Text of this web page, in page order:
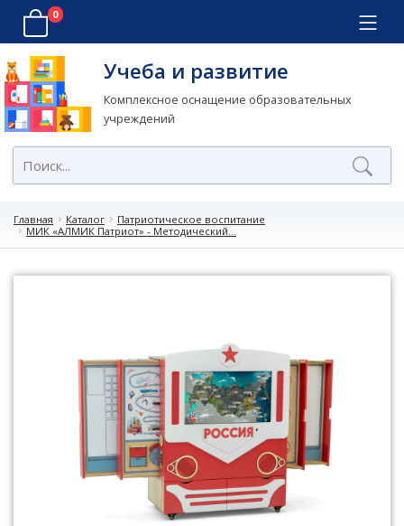
0
Учеба и развитие
Комплексное оснащение образовательных
учреждений
Главная Каталог
Патриотическое воспитание
МИК «АЛМИК Патриот» - Методический...